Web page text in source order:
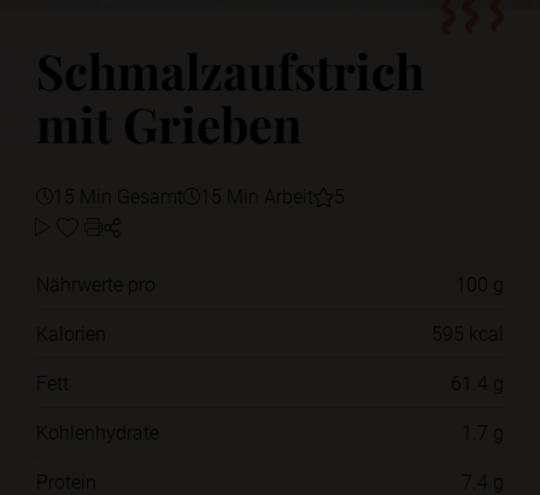
Schmalzaufstrich
mit Grieben
15 Min Gesamt 15 Min Arbeit 5
Nährwerte pro
100 g
Kalorien
595 kcal
Fett
61.4 g
Kohlenhydrate
1.7 g
Protein
7.4 g